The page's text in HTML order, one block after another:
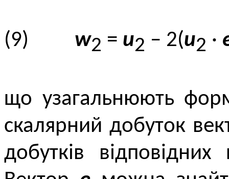
(9) w2 = u2 – 2(u2 ·
що узагальнюють
скалярний добуток
добутків